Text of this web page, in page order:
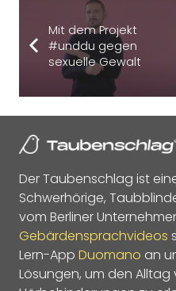
Mit dem Projekt
#unddu gegen
sexuelle Gewalt
Der Taubenschlag ist
Schwerhörige,
vom Berliner
Gebärdensprachvideos
Lern-App Duomano an
Lösungen, um den